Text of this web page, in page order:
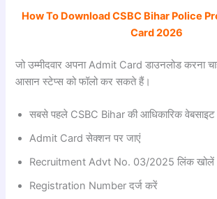
How To DownloadCSBC Bihar Police
Card 2026
जो उम्मीदवार अपना Admit Card डाउनलोड करना
आसान स्टेप्स को फॉलो कर सकते हैं।
सबसे पहले CSBC Bihar की आधिकारिक
Admit Card सेक्शन पर जाएं
Recruitment Advt No. 03/2025 लिंक खोलें
Registration Number दर्ज करें